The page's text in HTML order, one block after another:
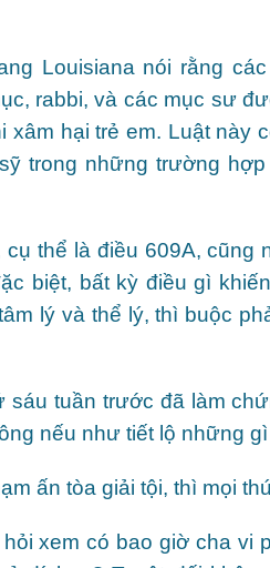
Louisiana nói rằng
rabbi, và các mục sư
xâm hại trẻ em. Luật này
trong những trường
thể là điều 609A, cũng
biệt, bất kỳ điều gì
lý và thể lý, thì buộc
sáu tuần trước đã làm
nếu như tiết lộ những
ấn tòa giải tội, thì mọi
xem có bao giờ cha vi